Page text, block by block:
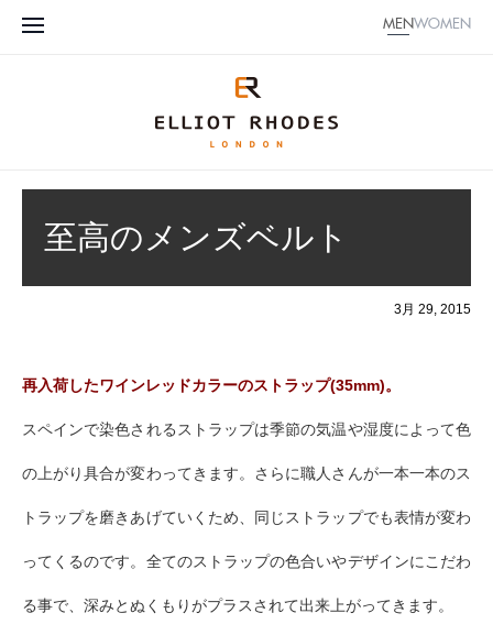
MENWOMEN
至高のメンズベルト
3月 29, 2015
再入荷したワインレッドカラーのストラップ(35mm)。
スペインで染色されるストラップは季節の気温や湿度によって色
の上がり具合が変わってきます。さらに職人さんが一本一本のス
トラップを磨きあげていくため、同じストラップでも表情が変わ
ってくるのです。全てのストラップの色合いやデザインにこだわ
る事で、深みとぬくもりがプラスされて出来上がってきます。